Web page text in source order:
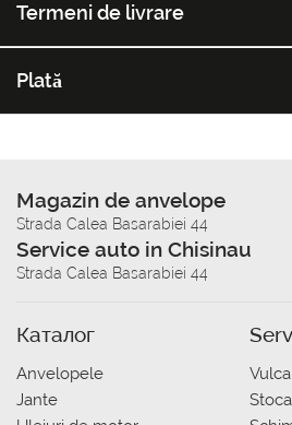
Termeni de livrare
Plată
Magazin de anvelope
Strada Calea Basarabiei 44
Service auto in Chisinau
Strada Calea Basarabiei 44
Каталог
Anvelopele
Jante